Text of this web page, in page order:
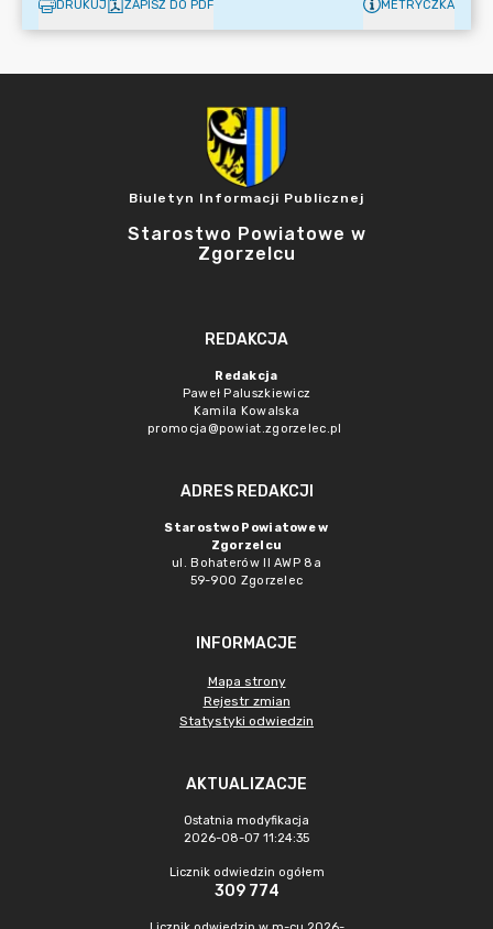
DRUKUJ ZAPISZ DO PDF METRYCZKA
Biuletyn Informacji Publicznej
Starostwo Powiatowe w
Zgorzelcu
REDAKCJA
Redakcja
Paweł Paluszkiewicz
Kamila Kowalska
promocja@powiat.zgorzelec.pl
ADRES REDAKCJI
Starostwo Powiatowe w
Zgorzelcu
ul. Bohaterów II AWP 8a
59-900 Zgorzelec
INFORMACJE
Mapa strony
Rejestr zmian
Statystyki odwiedzin
AKTUALIZACJE
Ostatnia modyfikacja
2026-08-07 11:24:35
Licznik odwiedzin ogółem
309 774